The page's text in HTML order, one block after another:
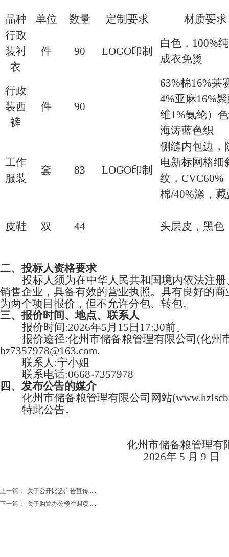
品种 单位 数量 定制要求
材质要求
行政
装衬
衣
件 90 LOGO印制
白色， 100%
成衣免烫
行政
装西
裤
件 90
63%棉16%莱
4%亚麻16%
维1%氨纶）
海涛蓝色织
工作
服装
套 83 LOGO印制
侧缝内包边，
电新标网格细
纹， CVC60%
棉/40%涤，藏
皮鞋 双 44 头层皮， 黑色
二、投标人资格要求
投标人须为在中华人民共和国境内依法注
销售企业，具备有效的营业执照。具有良好的
为两个项目报价，但不允许分包、转包。
三、报价时间、地点、联系人
报价时间:2026年5月 15 日 17:30前。
报价途径:化州市储备粮管理有限公司(化州
hz7357978@163.com.
联系人:宁小姐
联系电话:0668-7357978
四 、发布公告的媒介
化州市储备粮管理有限公司网站
特此公告。
化州市储备粮管理有
2026年 5 月 9 日
上一篇：
关于公开比选广告宣传......
下一篇：
关于购置办公楼空调项......